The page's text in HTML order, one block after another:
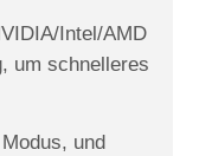
Intel/AMD
um schnelleres
und